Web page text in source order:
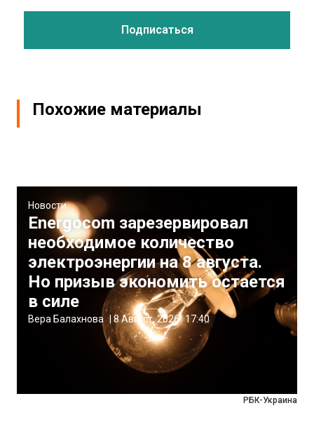
Похожие материалы
РБК-Украина
Новости
Energocom зарезервировал
необходимое количество
электроэнергии на 8 августа.
Но призыв экономить остается
в силе
Вера Балахнова 8 Август, 2026 17:40